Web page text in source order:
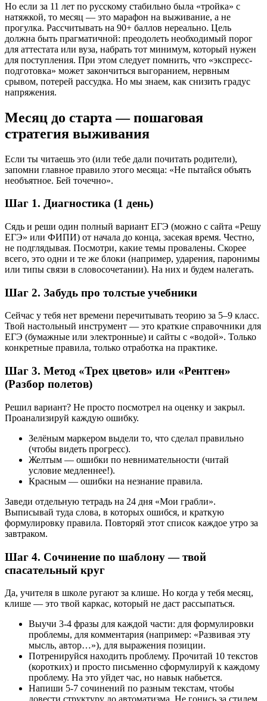
Но если за 11 лет по русскому стабильно была «тройка» с
натяжкой, то месяц — это марафон на выживание, а не
прогулка. Рассчитывать на 90+ баллов нереально. Цель
должна быть прагматичной: преодолеть необходимый порог
для аттестата или вуза, набрать тот минимум, который нужен
для поступления. При этом следует помнить, что «экспресс-
подготовка» может закончиться выгоранием, нервным
срывом, потерей рассудка. Но мы знаем, как снизить градус
напряжения.
Месяц до старта — пошаговая
стратегия выживания
Если ты читаешь это (или тебе дали почитать родители),
запомни главное правило этого месяца: «Не пытайся объять
необъятное. Бей точечно».
Шаг 1. Диагностика (1 день)
Сядь и реши один полный вариант ЕГЭ (можно с сайта «Решу
ЕГЭ» или ФИПИ) от начала до конца, засекая время. Честно,
не подглядывая. Посмотри, какие темы провалены. Скорее
всего, это одни и те же блоки (например, ударения, паронимы
или типы связи в словосочетании). На них и будем налегать.
Шаг 2. Забудь про толстые учебники
Сейчас у тебя нет времени перечитывать теорию за 5–9 класс.
Твой настольный инструмент — это краткие справочники для
ЕГЭ (бумажные или электронные) и сайты с «водой». Только
конкретные правила, только отработка на практике.
Шаг 3. Метод «Трех цветов» или «Рентген»
(Разбор полетов)
Решил вариант? Не просто посмотрел на оценку и закрыл.
Проанализируй каждую ошибку.
Зелёным маркером выдели то, что сделал правильно
(чтобы видеть прогресс).
Желтым — ошибки по невнимательности (читай
условие медленнее!).
Красным — ошибки на незнание правила.
Заведи отдельную тетрадь на 24 дня «Мои грабли».
Выписывай туда слова, в которых ошибся, и краткую
формулировку правила. Повторяй этот список каждое утро за
завтраком.
Шаг 4. Сочинение по шаблону — твой
спасательный круг
Да, учителя в школе ругают за клише. Но когда у тебя месяц,
клише — это твой каркас, который не даст рассыпаться.
Выучи 3-4 фразы для каждой части: для формулировки
проблемы, для комментария (например: «Развивая эту
мысль, автор…»), для выражения позиции.
Потренируйся находить проблему. Прочитай 10 текстов
(коротких) и просто письменно сформулируй к каждому
проблему. На это уйдет час, но навык набьется.
Напиши 5-7 сочинений по разным текстам, чтобы